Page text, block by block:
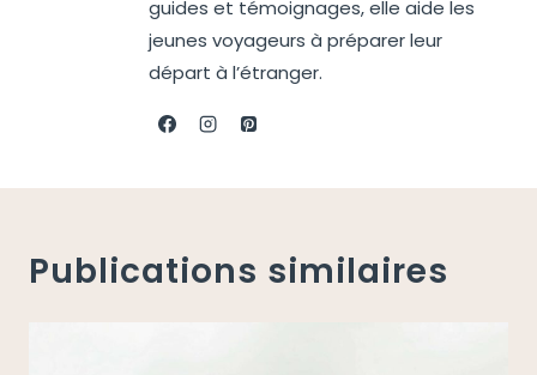
guides et témoignages, elle aide les
jeunes voyageurs à préparer leur
départ à l’étranger.
Publications similaires